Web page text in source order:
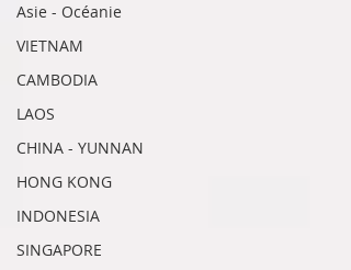
Asie - Océanie
VIETNAM
CAMBODIA
LAOS
CHINA - YUNNAN
HONG KONG
INDONESIA
SINGAPORE